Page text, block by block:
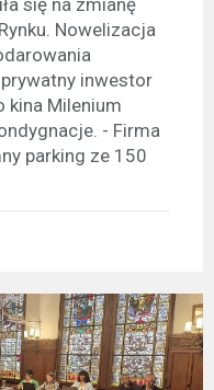
Nowelizacja
inwestor
kina Milenium
- Firma
parking ze 150